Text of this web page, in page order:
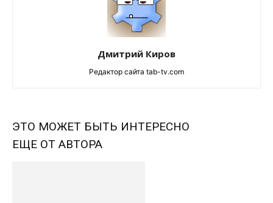
Дмитрий Киров
Редактор сайта tab-tv.com
ЭТО МОЖЕТ БЫТЬ ИНТЕРЕСНО
ЕЩЕ ОТ АВТОРА